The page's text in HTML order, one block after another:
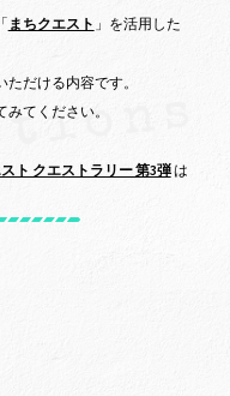
まちクエスト 」を活用した
だける内容です。
てください。
スト クエストラリー 第3弾は